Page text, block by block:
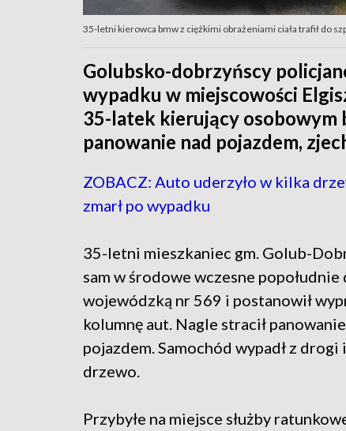
35-letni kierowca bmw z ciężkimi obrażeniami ciała trafił do
Golubsko-dobrzyńscy
wypadku w miejscowości
35-latek kierujący osobowym
panowanie nad pojazdem,
ZOBACZ: Auto uderzyło w kilka
zmarł po wypadku
35-letni mieszkaniec gm. Golub-
sam w środowe wczesne popołudnie
wojewódzką nr 569 i postanowił
kolumnę aut. Nagle stracił
pojazdem. Samochód wypadł z drogi
drzewo.
Przybyłe na miejsce służby